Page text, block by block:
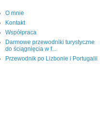
O mnie
Kontakt
Współpraca
Darmowe przewodniki turystyczne
do ściągnięcia w f...
Przewodnik po Lizbonie i Portugalii